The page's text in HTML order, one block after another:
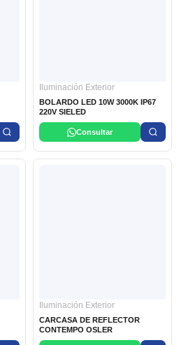
Iluminación Exterior
BOLARDO LED 10W 3000K IP67
220V SIELED
Consultar
Iluminación Exterior
CARCASA DE REFLECTOR
CONTEMPO OSLER